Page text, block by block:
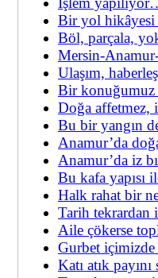
Bir yol
Böl, parçala,
Mersin-
Ulaşım,
Bir
Doğa affetmez,
Bu bir yangın
Anamur’da
Anamur’da iz
Bu kafa yapısı
Halk rahat bir
Tarih
Aile çökerse
Gurbet
Katı atık